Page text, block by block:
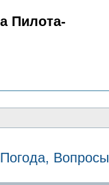
Пилота-